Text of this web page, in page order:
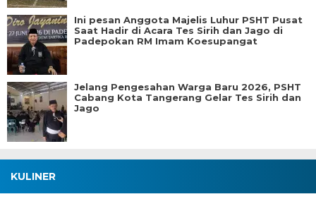
Ini pesan Anggota Majelis Luhur PSHT Pusat
Saat Hadir di Acara Tes Sirih dan Jago di
Padepokan RM Imam Koesupangat
Jelang Pengesahan Warga Baru 2026, PSHT
Cabang Kota Tangerang Gelar Tes Sirih dan
Jago
KULINER